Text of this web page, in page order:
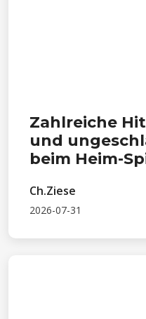
Zahlreiche
und
beim Heim-
Ch.Ziese
2026-07-31